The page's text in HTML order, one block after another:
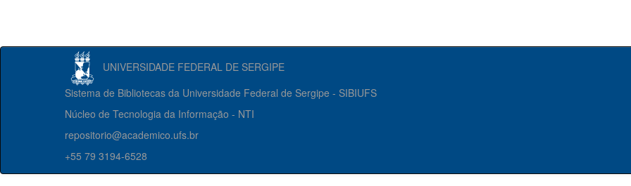
UNIVERSIDADE FEDERAL DE SERGIPE
Sistema de Bibliotecas da Universidade Federal de Sergipe - SIBIUFS
Núcleo de Tecnologia da Informação - NTI
repositorio@academico.ufs.br
+55 79 3194-6528